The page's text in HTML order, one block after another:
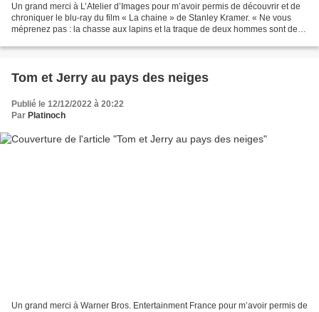
Un grand merci à L’Atelier d’Images pour m’avoir permis de découvrir et de
chroniquer le blu-ray du film « La chaine » de Stanley Kramer. « Ne vous
méprenez pas : la chasse aux lapins et la traque de deux hommes sont des
Tom et Jerry au pays des neiges
Publié le 12/12/2022 à 20:22
Par Platinoch
Un grand merci à Warner Bros. Entertainment France pour m’avoir permis de